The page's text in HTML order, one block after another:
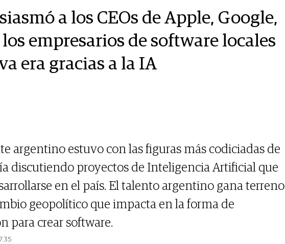
a los CEOs de Apple, Google,
empresarios de software locales
era gracias a la IA
argentino estuvo con las figuras más codiciadas de
discutiendo proyectos de Inteligencia Artificial que
en el país. El talento argentino gana terreno
geopolítico que impacta en la forma de
para crear software.